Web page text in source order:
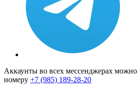
Аккаунты во всех мессенджерах
номеру +7 (985) 189-28-20